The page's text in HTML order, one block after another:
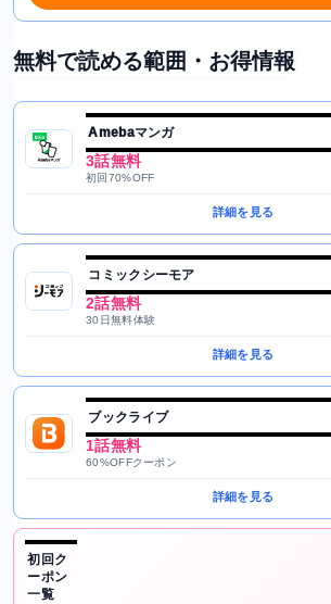
無料で読める範囲・お得情報
Amebaマンガ
3話無料
初回70%OFF
詳細を見る
コミックシーモア
2話無料
30日無料体験
詳細を見る
ブックライブ
1話無料
60%OFFクーポン
詳細を見る
初回ク
ーポン
一覧